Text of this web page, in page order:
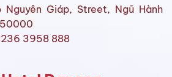
Nguyên Giáp, Street, Ngũ Hành
3958 888